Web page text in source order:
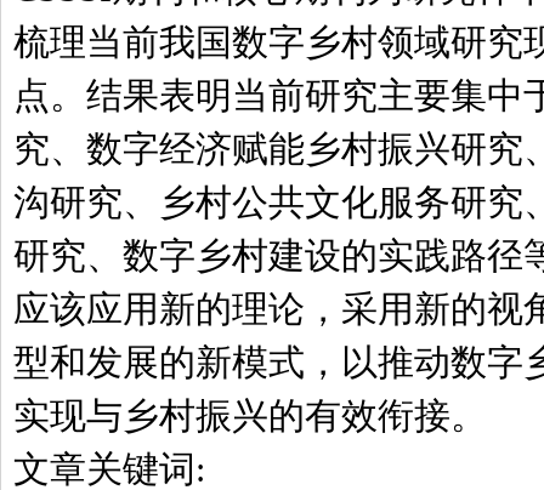
梳理当前我国数字乡村领域研究
点。结果表明当前研究主要集中
究、数字经济赋能乡村振兴研究
沟研究、乡村公共文化服务研究
研究、数字乡村建设的实践路径
应该应用新的理论，采用新的视
型和发展的新模式，以推动数字
实现与乡村振兴的有效衔接。
文章关键词: